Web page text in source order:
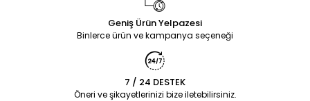
Geniş Ürün Yelpazesi
Binlerce ürün ve kampanya seçeneği
7 / 24 DESTEK
Öneri ve şikayetlerinizi bize iletebilirsiniz.